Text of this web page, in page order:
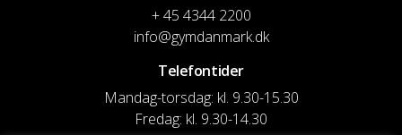
+ 45 4344 2200
info@gymdanmark.dk
Telefontider
Mandag-torsdag: kl. 9.30-15.30
Fredag: kl. 9.30-14.30